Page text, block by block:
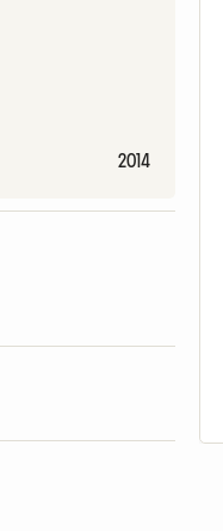
2014